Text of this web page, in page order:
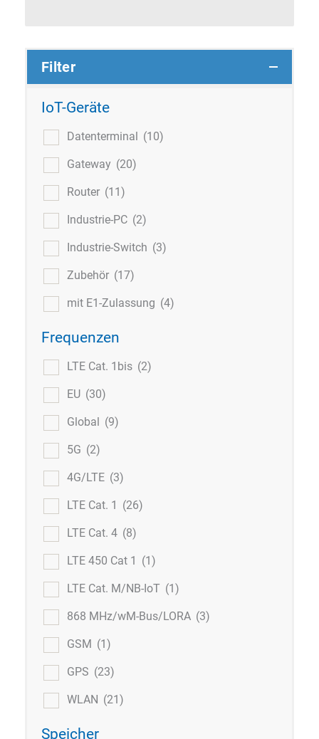
Filter
IoT-Geräte
Datenterminal (10)
Gateway (20)
Router (11)
Industrie-PC (2)
Industrie-Switch (3)
Zubehör (17)
mit E1-Zulassung (4)
Frequenzen
LTE Cat. 1bis (2)
EU (30)
Global (9)
5G (2)
4G/LTE (3)
LTE Cat. 1 (26)
LTE Cat. 4 (8)
LTE 450 Cat 1 (1)
LTE Cat. M/NB-IoT (1)
868 MHz/wM-Bus/LORA (3)
GSM (1)
GPS (23)
WLAN (21)
Speicher